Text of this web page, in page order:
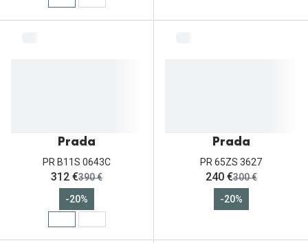
Prada
PR B11S 0643C
ahora:
312 €antes:
390 €
-20%
Prada
PR 65ZS 3627
ahora:
240 €antes:
300 €
-20%